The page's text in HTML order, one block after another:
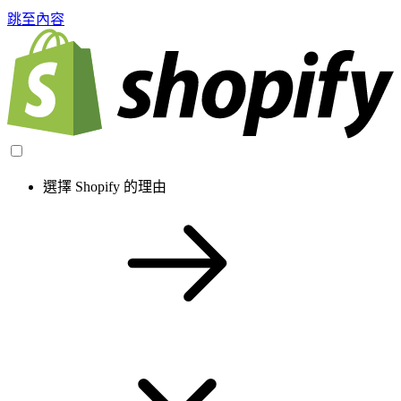
跳至內容
選擇 Shopify 的理由